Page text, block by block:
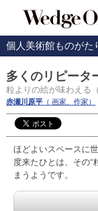
個人美術館ものがた
多くのリピータ
粒よりの絵が味わえる
赤瀬川原平 （ 画家、作家）
ほどよいスペースに
度来たひとは、その“
まうようです。